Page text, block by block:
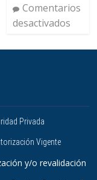
Comentarios
desactivados
Privada
Vigente
y/o revalidación